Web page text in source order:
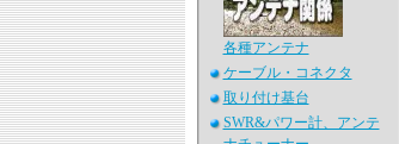
各種アンテナ
ケーブル・コネクタ
取り付け基台
SWR&パワー計、アンテ